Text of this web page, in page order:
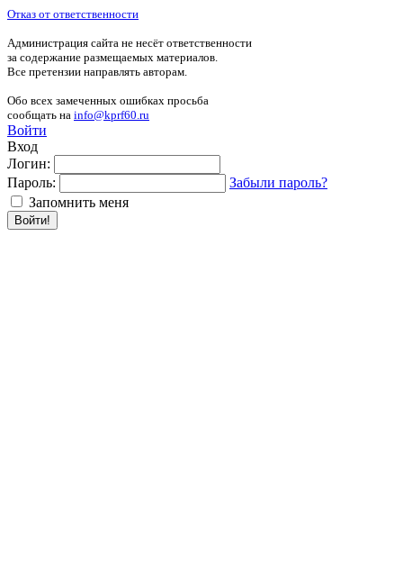
Отказ от ответственности
Администрация сайта не несёт ответственности
за содержание размещаемых материалов.
Все претензии направлять авторам.
Обо всех замеченных ошибках просьба
сообщать на info@kprf60.ru
Войти
Вход
Логин:
Пароль:
Забыли пароль?
Запомнить меня